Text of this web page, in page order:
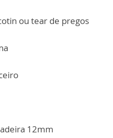
ou tear de pregos
12mm